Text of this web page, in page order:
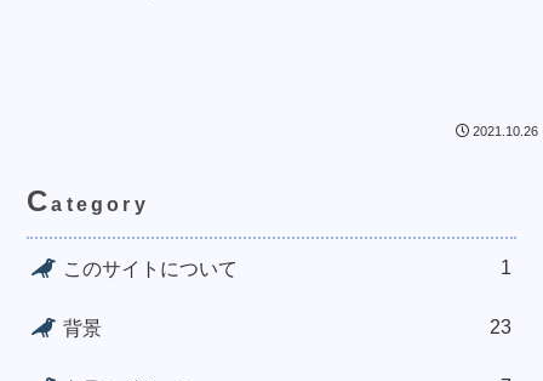
2021.10.26
Category
このサイトについて 1
背景 23